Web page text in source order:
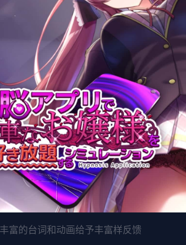
富的台词和动画给予丰富样反馈